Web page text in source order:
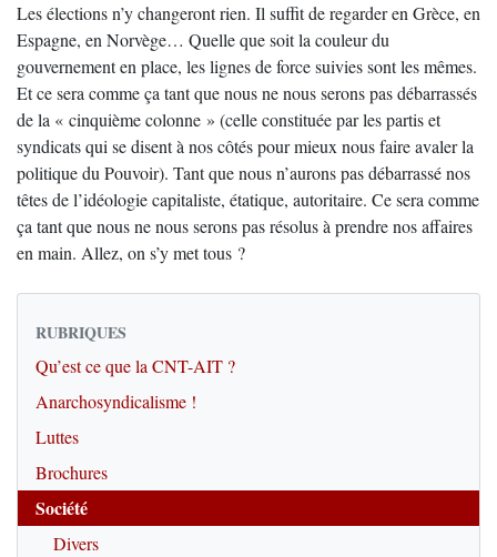
Les élections n’y changeront rien. Il suffit de regarder en Grèce, en
Espagne, en Norvège… Quelle que soit la couleur du
gouvernement en place, les lignes de force suivies sont les mêmes.
Et ce sera comme ça tant que nous ne nous serons pas débarrassés
de la « cinquième colonne » (celle constituée par les partis et
syndicats qui se disent à nos côtés pour mieux nous faire avaler la
politique du Pouvoir). Tant que nous n’aurons pas débarrassé nos
têtes de l’idéologie capitaliste, étatique, autoritaire. Ce sera comme
ça tant que nous ne nous serons pas résolus à prendre nos affaires
en main. Allez, on s’y met tous ?
RUBRIQUES
Qu’est ce que la CNT-AIT ?
Anarchosyndicalisme !
Luttes
Brochures
Société
Divers